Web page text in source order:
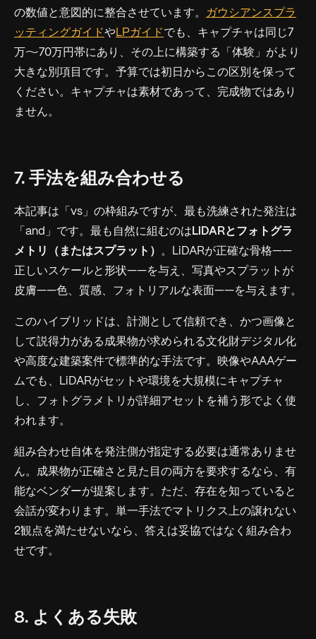
の数値と意図的に整合させています。
ガウシアンスプラ
ッティングガイド やLPガイド でも、キャプチャは同じ7
万〜70万円帯にあり、その上に構築する「体験」がより
大きな別項目です。予算では初日からこの区別を保って
ください。キャプチャは素材であって、完成物ではあり
ません。
7. 手法を組み合わせる
本記事は「vs」の枠組みですが、最も洗練された発注は
「and」です。最も自然に組むのは LiDARとフォトグラ
メトリ（またはスプラット） 。LiDARが正確な骨格——
正しいスケールと形状——を与え、写真やスプラットが
皮膚——色、質感、フォトリアルな表面——を与えます。
このハイブリッドは、計測として信頼でき、かつ画像と
して説得力がある成果物が求められる文化財デジタル化
や高度な建築案件で標準的な手法です。映像やAAAゲー
ムでも、LiDARがセットや環境を大規模にキャプチャ
し、フォトグラメトリが詳細アセットを補う形でよく使
われます。
組み合わせ自体を発注側が指定する必要は通常ありませ
ん。成果物が正確さと見た目の両方を要求するなら、有
能なベンダーが提案します。ただ、存在を知っていると
会話が変わります。単一手法でマトリクス上の譲れない
2観点を満たせないなら、答えは妥協ではなく組み合わ
せです。
8. よくある失敗